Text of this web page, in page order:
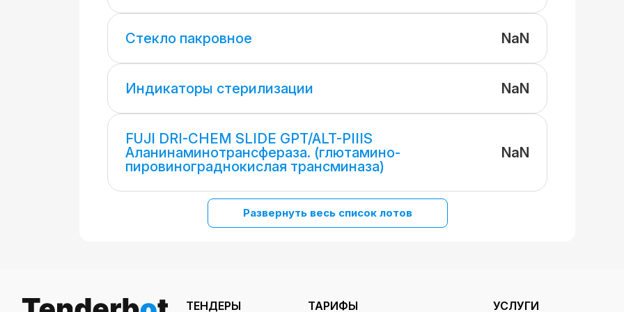
Стекло пакровное NaN
Индикаторы стерилизации NaN
FUJI DRI-CHEM SLIDE GPT/ALT-PIIIS
Аланинаминотрансфераза. (глютамино-
пировинограднокислая трансминаза)
NaN
Развернуть весь список лотов
ТЕНДЕРЫ ТАРИФЫ УСЛУГИ